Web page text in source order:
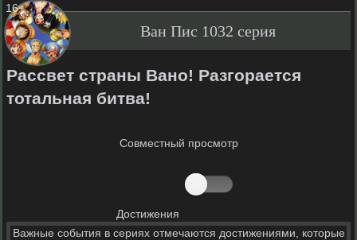
16+
Ван Пис 1032 серия
Рассвет страны Вано! Разгорается
тотальная битва!
Совместный просмотр
Достижения
Важные события в сериях отмечаются достижениями, которые